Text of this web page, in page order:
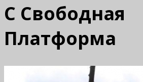
С Свободная
Платформа